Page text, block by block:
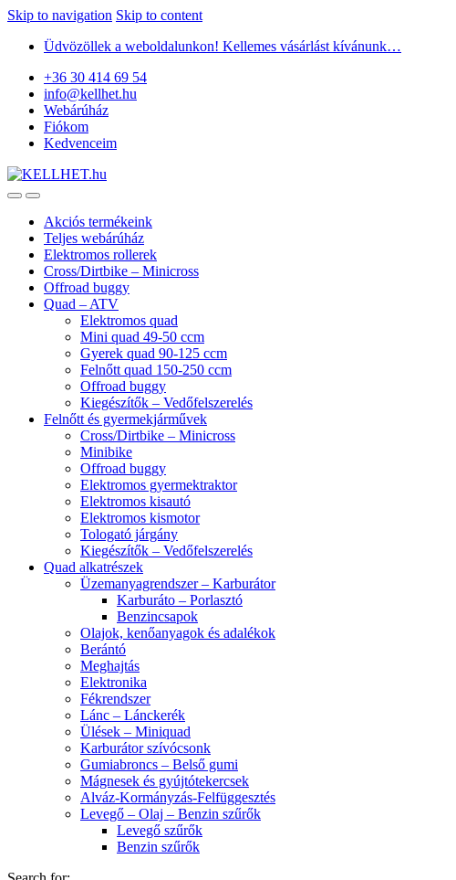
Skip to navigation Skip to content
Üdvözöllek a weboldalunkon! Kellemes vásárlást kívánunk…
+36 30 414 69 54
info@kellhet.hu
Webárúház
Fiókom
Kedvenceim
Akciós termékeink
Teljes webárúház
Elektromos rollerek
Cross/Dirtbike – Minicross
Offroad buggy
Quad – ATV
Elektromos quad
Mini quad 49-50 ccm
Gyerek quad 90-125 ccm
Felnőtt quad 150-250 ccm
Offroad buggy
Kiegészítők – Vedőfelszerelés
Felnőtt és gyermekjárművek
Cross/Dirtbike – Minicross
Minibike
Offroad buggy
Elektromos gyermektraktor
Elektromos kisautó
Elektromos kismotor
Tologató járgány
Kiegészítők – Vedőfelszerelés
Quad alkatrészek
Üzemanyagrendszer – Karburátor
Karburáto – Porlasztó
Benzincsapok
Olajok, kenőanyagok és adalékok
Berántó
Meghajtás
Elektronika
Fékrendszer
Lánc – Lánckerék
Ülések – Miniquad
Karburátor szívócsonk
Gumiabroncs – Belső gumi
Mágnesek és gyújtótekercsek
Alváz-Kormányzás-Felfüggesztés
Levegő – Olaj – Benzin szűrők
Levegő szűrők
Benzin szűrők